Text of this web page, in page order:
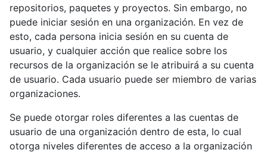
repositorios, paquetes y proyectos. Sin embargo, no
puede iniciar sesión en una organización. En vez de
esto, cada persona inicia sesión en su cuenta de
usuario, y cualquier acción que realice sobre los
recursos de la organización se le atribuirá a su cuenta
de usuario. Cada usuario puede ser miembro de varias
organizaciones.
Se puede otorgar roles diferentes a las cuentas de
usuario de una organización dentro de esta, lo cual
otorga niveles diferentes de acceso a la organización